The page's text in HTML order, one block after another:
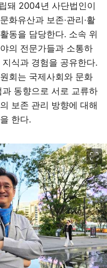
돼 2004년 사단법인이
화유산과 보존·관리·활
동을 담당한다. 소속 위
의 전문가들과 소통하
식과 경험을 공유한다.
회는 국제사회와 문화
동향으로 서로 교류하
보존 관리 방향에 대해
한다.